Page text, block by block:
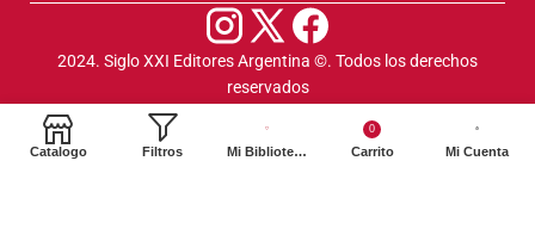
2024. Siglo XXI Editores Argentina ©️. Todos los derechos
reservados
Catalogo Filtros Mi Biblioteca
0
Carrito Mi Cuenta